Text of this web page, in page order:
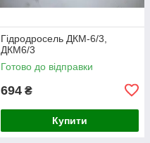
Гідродросель ДКМ-6/3,
ДКМ6/3
Готово до відправки
694 ₴
Купити